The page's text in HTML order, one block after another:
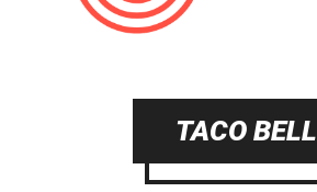
TACO BELL